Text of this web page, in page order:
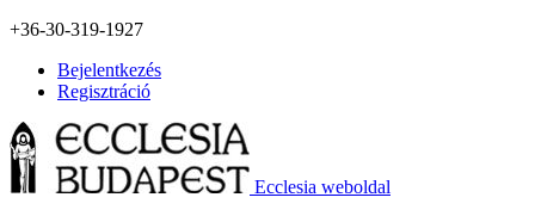
+36-30-319-1927
Bejelentkezés
Regisztráció
Ecclesia weboldal